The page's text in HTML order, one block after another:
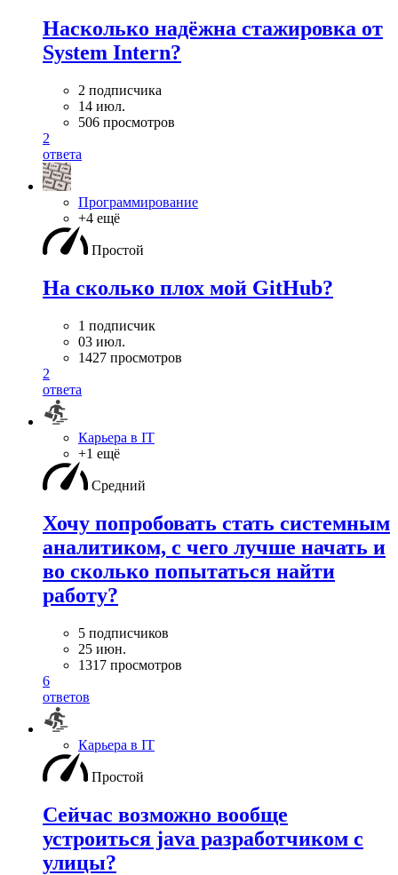
Насколько надёжна стажировка от
System Intern?
2 подписчика
14 июл.
506 просмотров
2
ответа
Программирование
+4 ещё
Простой
На сколько плох мой GitHub?
1 подписчик
03 июл.
1427 просмотров
2
ответа
Карьера в IT
+1 ещё
Средний
Хочу попробовать стать системным
аналитиком, с чего лучше начать и
во сколько попытаться найти
работу?
5 подписчиков
25 июн.
1317 просмотров
6
ответов
Карьера в IT
Простой
Сейчас возможно вообще
устроиться java разработчиком с
улицы?